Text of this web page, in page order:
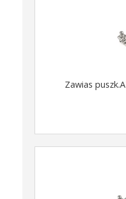
Zawias